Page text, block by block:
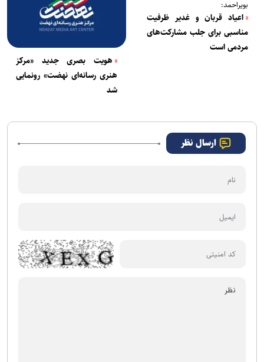
بویراحمد:
اعیاد قربان و غدیر ظرفیت
مناسبی برای جلب مشارکت‌های
مردمی است
هویت بصری جدید «مرکز
هنری رسانه‌ای نهضت» رونمایی
شد
ارسال نظر